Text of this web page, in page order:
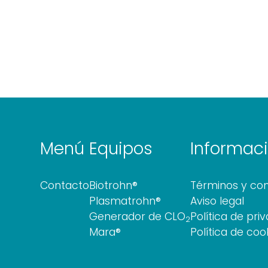
Menú
Contacto
Equipos
Biotrohn®
Plasmatrohn®
Generador de CLO2
Mara®
Términos y
Aviso legal
Política de
Política de